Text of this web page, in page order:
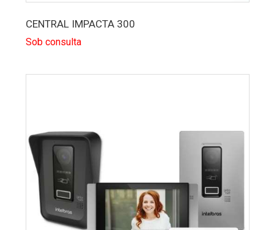
CENTRAL IMPACTA 300
Sob consulta